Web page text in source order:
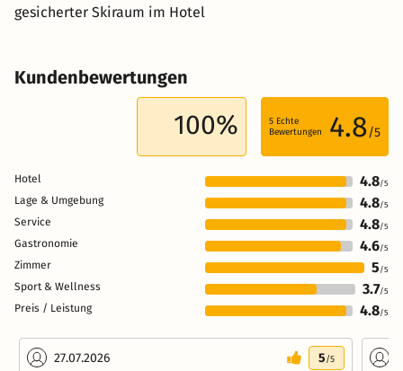
gesicherter Skiraum im Hotel
Kundenbewertungen
100% 5 Echte
Bewertungen
4.8/5
Hotel 4.8/5
Lage & Umgebung 4.8/5
Service 4.8/5
Gastronomie 4.6/5
Zimmer 5 /5
Sport & Wellness 3.7/5
Preis / Leistung 4.8/5
27.07.2026 5/5